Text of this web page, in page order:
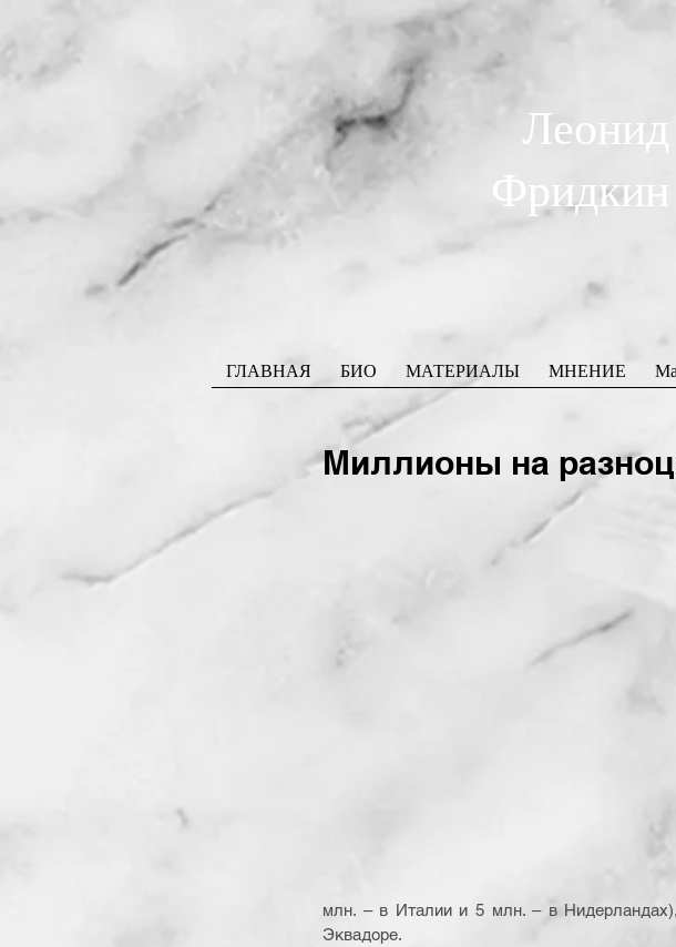
Леонид
Фридкин
ГЛАВНАЯ БИО МАТЕРИАЛЫ МНЕНИЕ
Миллионы на
млн. – в Италии и 5 млн. – в
Эквадоре.